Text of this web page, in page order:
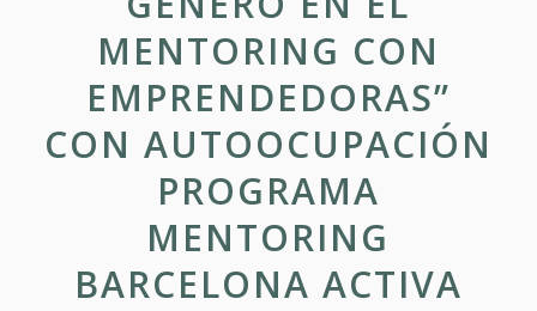
MENTORING CON
EMPRENDEDORAS”
CON AUTOOCUPACIÓN
PROGRAMA
MENTORING
BARCELONA ACTIVA